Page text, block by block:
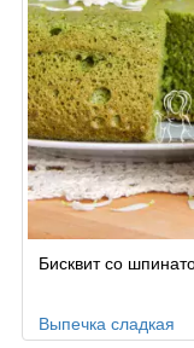
Бисквит со
Выпечка сладкая